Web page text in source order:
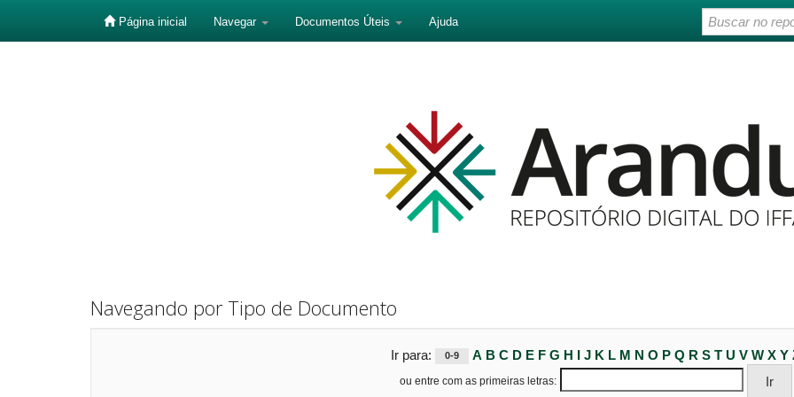
Página inicial Navegar Documentos Úteis Ajuda
Navegando por Tipo de Documento
Ir para: 0-9 A B C D E F G H I J K L M N O P Q R S T U V W X Y
ou entre com as primeiras letras: